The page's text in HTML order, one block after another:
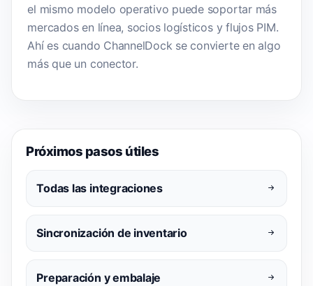
el mismo modelo operativo puede soportar más
mercados en línea, socios logísticos y flujos PIM.
Ahí es cuando ChannelDock se convierte en algo
más que un conector.
Próximos pasos útiles
Todas las integraciones
Sincronización de inventario
Preparación y embalaje